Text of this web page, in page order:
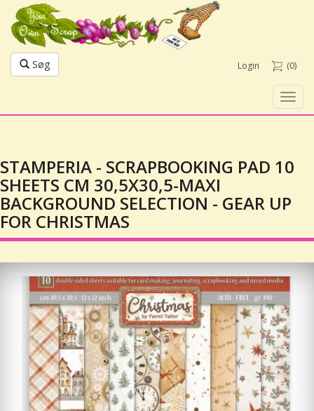
Søg Login (0)
STAMPERIA - SCRAPBOOKING PAD 10
SHEETS CM 30,5X30,5-MAXI
BACKGROUND SELECTION - GEAR UP
FOR CHRISTMAS